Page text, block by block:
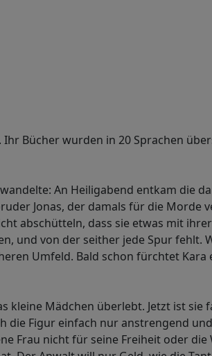
Bücher wurden in 20 Sprachen
An Heiligabend entkam die
Jonas, der damals für die
abschütteln, dass sie etwas mit
und von der seither jede Spur
Umfeld. Bald schon fürchtet Kara
Mädchen überlebt. Jetzt ist
Figur einfach nur anstrengend
Frau nicht für seine Freiheit oder